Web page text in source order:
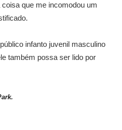
coisa que me incomodou um
infanto juvenil masculino
também possa ser lido por